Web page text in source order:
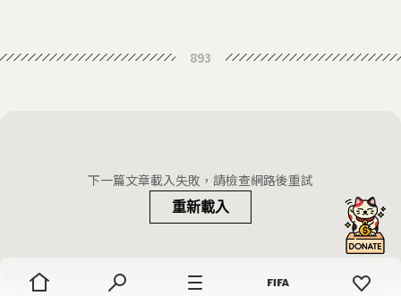
893
下一篇文章載入失敗，請檢查網路後重試
重新載入